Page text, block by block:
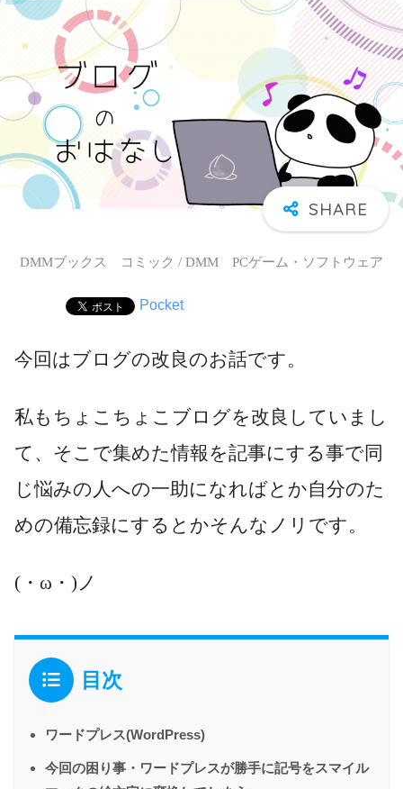
DMMブックス コミック / DMM PCゲーム・ソフトウェア
Pocket
今回はブログの改良のお話です。
私もちょこちょこブログを改良していまし
て、そこで集めた情報を記事にする事で同
じ悩みの人への一助になればとか自分のた
めの備忘録にするとかそんなノリです。
(・ω・)ノ
目次
ワードプレス(WordPress)
今回の困り事・ワードプレスが勝手に記号をスマイル